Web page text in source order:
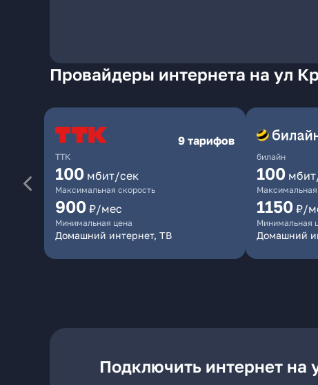
Провайдеры интернета на ул
ТТК
9 тарифов
100 мбит/сек
Максимальная скорость
900 ₽/мес
Минимальная цена
Домашний интернет, ТВ
билайн
100
Максимальная
1150 ₽/
Минимальная
Домашний
Подключить интернет